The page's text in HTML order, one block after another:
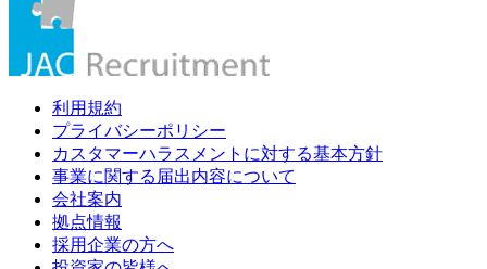
利用規約
プライバシーポリシー
カスタマーハラスメントに対する基本方針
事業に関する届出内容について
会社案内
拠点情報
採用企業の方へ